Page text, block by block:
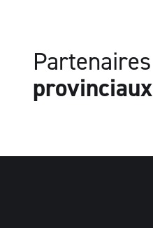
Partenaires
provinciaux